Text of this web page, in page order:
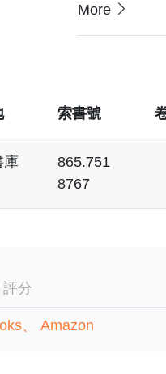
More
索書號
庫
865.751
8767
評分
Amazon